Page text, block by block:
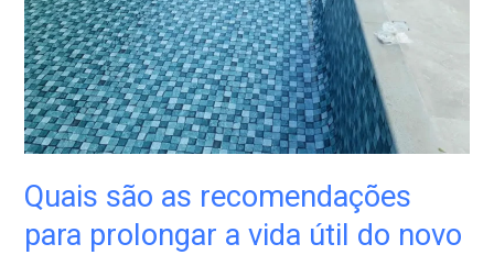
Quais são as recomendações
para prolongar a vida útil do novo
a
vida
útil
do
novo